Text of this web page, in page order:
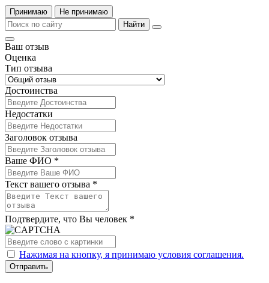
Принимаю
Не принимаю
Найти
Ваш отзыв
Оценка
Тип отзыва
Достоинства
Недостатки
Заголовок отзыва
Ваше ФИО *
Текст вашего отзыва *
Подтвердите, что Вы человек *
Нажимая на кнопку, я принимаю условия соглашения.
Отправить